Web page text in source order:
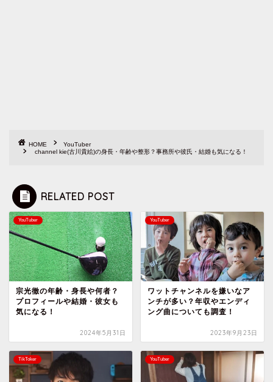
HOME
YouTuber
channel kie(古川貴絵)の身長・年齢や整形？事務所や彼氏・結婚も気になる！
RELATED POST
YouTuber
宗光徹の年齢・身長や何者？
プロフィールや結婚・彼女も
気になる！
2024年5月31日
YouTuber
ワットチャンネルを嫌いなア
ンチが多い？年収やエンディ
ング曲についても調査！
2023年9月23日
TikToker YouTuber